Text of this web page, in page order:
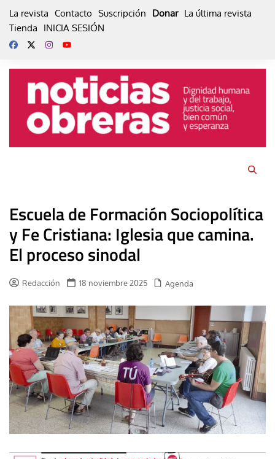
La revista Contacto Suscripción Donar La última revista
Tienda
INICIA SESIÓN
Escuela de Formación Sociopolítica
y Fe Cristiana: Iglesia que camina.
El proceso sinodal
Redacción 18 noviembre 2025 Agenda